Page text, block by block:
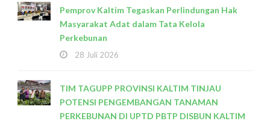
Pemprov Kaltim Tegaskan Perlindungan Hak
Masyarakat Adat dalam Tata Kelola
Perkebunan
28 Juli 2026
TIM TAGUPP PROVINSI KALTIM TINJAU
POTENSI PENGEMBANGAN TANAMAN
PERKEBUNAN DI UPTD PBTP DISBUN KALTIM